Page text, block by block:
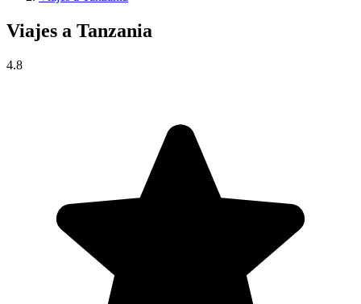
Viajes a Tanzania
4.8